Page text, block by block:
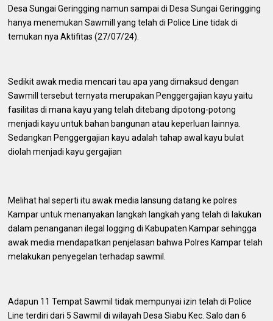
Desa Sungai Geringging namun sampai di Desa Sungai Geringging
hanya menemukan Sawmill yang telah di Police Line tidak di
temukan nya Aktifitas (27/07/24).
Sedikit awak media mencari tau apa yang dimaksud dengan
Sawmill tersebut ternyata merupakan Penggergajian kayu yaitu
fasilitas di mana kayu yang telah ditebang dipotong-potong
menjadi kayu untuk bahan bangunan atau keperluan lainnya.
Sedangkan Penggergajian kayu adalah tahap awal kayu bulat
diolah menjadi kayu gergajian
Melihat hal seperti itu awak media lansung datang ke polres
Kampar untuk menanyakan langkah langkah yang telah di lakukan
dalam penanganan ilegal logging di Kabupaten Kampar sehingga
awak media mendapatkan penjelasan bahwa Polres Kampar telah
melakukan penyegelan terhadap sawmil.
Adapun 11 Tempat Sawmil tidak mempunyai izin telah di Police
Line terdiri dari 5 Sawmil di wilayah Desa Siabu Kec. Salo dan 6